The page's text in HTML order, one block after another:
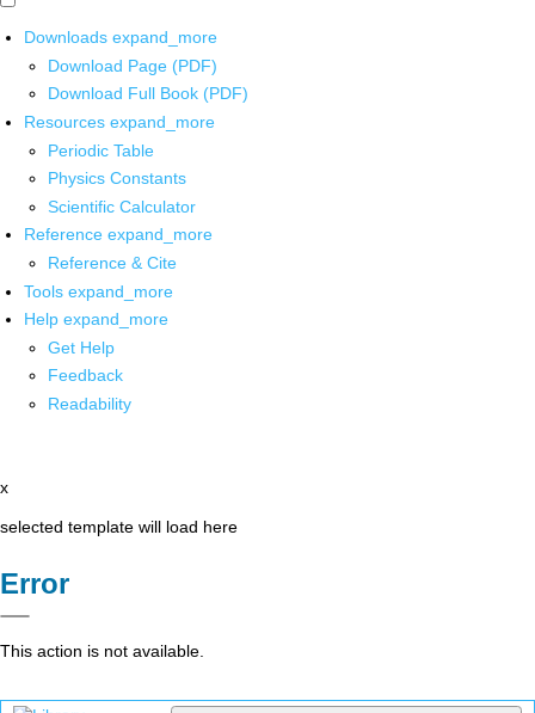
Downloads expand_more
Download Page (PDF)
Download Full Book (PDF)
Resources expand_more
Periodic Table
Physics Constants
Scientific Calculator
Reference expand_more
Reference & Cite
Tools expand_more
Help expand_more
Get Help
Feedback
Readability
x
selected template will load here
Error
This action is not available.